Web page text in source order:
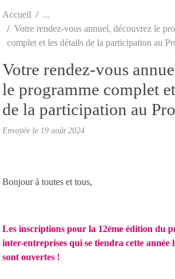
Accueil
Votre rendez-vous annuel, découvrez le
complet et les détails de la participation au
Votre rendez-vous
le programme complet
de la participation au
Envoyée le 19 août 2024
Bonjour à toutes et tous,
Les inscriptions pour la 12ème édition du
inter-entreprises qui se tiendra cette année
sont ouvertes !